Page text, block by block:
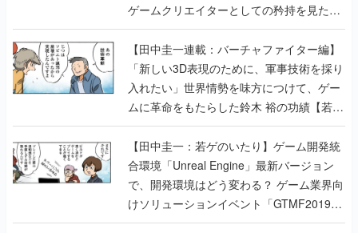
ゲームクリエイターとしての矜持を見た
【若ゲのいたり最終回】
【田中圭一連載：バーチャファイター編】
「新しい3D表現のために、軍事技術を採り
入れたい」世界情勢を味方につけて、ゲー
ムに革命をもたらした鈴木 裕の功績【若ゲ
のいたり】
【田中圭一：若ゲのいたり】ゲーム開発統
合環境「Unreal Engine」最新バージョン
で、開発環境はどう変わる？ ゲーム業界向
けソリューションイベント「GTMF2019」
に行って、より理解を深めよう【PR】